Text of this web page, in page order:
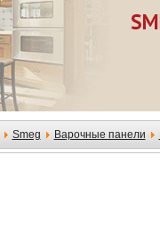
Smeg Варочные панели